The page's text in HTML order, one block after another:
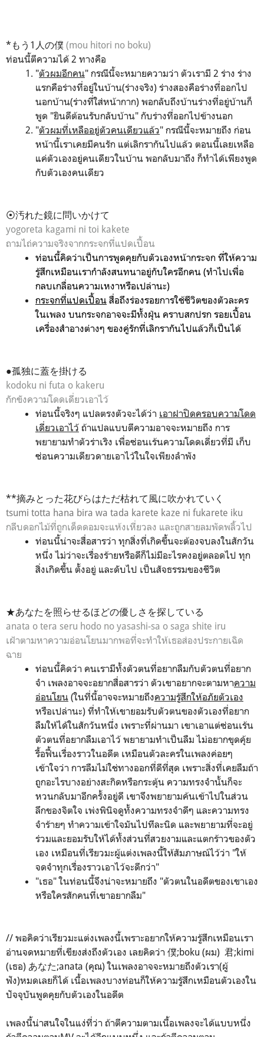
*もう1人の僕 (mou hitori no boku)
ท่อนนี้ตีความได้ 2 ทางคือ
"ตัวผมอีกคน" กรณีนี้จะหมายความว่า ตัวเรามี 2 ร่าง ร่าง
แรกคือร่างที่อยู่ในบ้าน(ร่างจริง) ร่างสองคือร่างที่ออกไป
นอกบ้าน(ร่างที่ใส่หน้ากาก) พอกลับถึงบ้านร่างที่อยู่บ้านก็
พูด "ยินดีต้อนรับกลับบ้าน" กับร่างที่ออกไปข้างนอก
"ตัวผมที่เหลืออยู่ตัวคนเดียวแล้ว" กรณีนี้จะหมายถึง ก่อน
หน้านี้เราเคยมีคนรัก แต่เลิกรากันไปแล้ว ตอนนี้เลยเหลือ
แค่ตัวเองอยู่คนเดียวในบ้าน พอกลับมาถึง ก็ทำได้เพียงพูด
กับตัวเองคนเดียว
⦿汚れた鏡に問いかけて
yogoreta kagami ni toi kakete
ถามไถ่ความจริงจากกระจกที่แปดเปื้อน
ท่อนนี้คิดว่าเป็นการพูดคุยกับตัวเองหน้ากระจก ที่ให้ความ
รู้สึกเหมือนเรากำลังสนทนาอยู่กับใครอีกคน (ทำไปเพื่อ
กลบเกลื่อนความเหงาหรือเปล่านะ)
กระจกที่แปดเปื้อน สื่อถึงร่องรอยการใช้ชีวิตของตัวละคร
ในเพลง บนกระจกอาจจะมีทั้งฝุ่น คราบสกปรก รอยเปื้อน
เครื่องสำอางต่างๆ ของคู่รักที่เลิกรากันไปแล้วก็เป็นได้
●孤独に蓋を掛ける
kodoku ni futa o kakeru
กักขังความโดดเดี่ยวเอาไว้
ท่อนนี้จริงๆ แปลตรงตัวจะได้ว่า เอาฝาปิดครอบความโดด
เดี่ยวเอาไว้ ถ้าแปลแบบตีความอาจจะหมายถึง การ
พยายามทำตัวร่าเริง เพื่อซ่อนเร้นความโดดเดี่ยวที่มี เก็บ
ซ่อนความเดียวดายเอาไว้ในใจเพียงลำพัง
**摘みとった花びらはただ枯れて風に吹かれていく
tsumi totta hana bira wa tada karete kaze ni fukarete iku
กลีบดอกไม้ที่ถูกเด็ดดอมจะแห้งเหี่ยวลง และถูกสายลมพัดพลิ้วไป
ท่อนนี้น่าจะสื่อสารว่า ทุกสิ่งที่เกิดขึ้นจะต้องจบลงในสักวัน
หนึ่ง ไม่ว่าจะเรื่องร้ายหรือดีก็ไม่มีอะไรคงอยู่ตลอดไป ทุก
สิ่งเกิดขึ้น ตั้งอยู่ และดับไป เป็นสัจธรรมของชีวิต
★あなたを照らせるほどの優しさを探している
anata o tera seru hodo no yasashi-sa o saga shite iru
เฝ้าตามหาความอ่อนโยนมากพอที่จะทำให้เธอส่องประกายเฉิด
ฉาย
ท่อนนี้คิดว่า คนเรามีทั้งตัวตนที่อยากลืมกับตัวตนที่อยาก
จำ เพลงอาจจะอยากสื่อสารว่า ตัวเขาอยากจะตามหาความ
อ่อนโยน (ในที่นี้อาจจะหมายถึงความรู้สึกให้อภัยตัวเอง
หรือเปล่านะ) ที่ทำให้เขายอมรับตัวตนของตัวเองที่อยาก
ลืมให้ได้ในสักวันหนึ่ง เพราะที่ผ่านมา เขาเอาแต่ซ่อนเร้น
ตัวตนที่อยากลืมเอาไว้ พยายามทำเป็นลืม ไม่อยากขุดคุ้ย
รื้อฟื้นเรื่องราวในอดีต เหมือนตัวละครในเพลงค่อยๆ
เข้าใจว่า การลืมไม่ใช่ทางออกที่ดีที่สุด เพราะสิ่งที่เคยลืมถ้า
ถูกอะไรบางอย่างสะกิดหรือกระตุ้น ความทรงจำนั้นก็จะ
หวนกลับมาอีกครั้งอยู่ดี เขาจึงพยายามค้นเข้าไปในส่วน
ลึกของจิตใจ เพ่งพินิจดูทั้งความทรงจำดีๆ และความทรง
จำร้ายๆ ทำความเข้าใจมันไปทีละนิด และพยายามที่จะอยู่
ร่วมและยอมรับให้ได้ทั้งส่วนที่สวยงามและแตกร้าวของตัว
เอง เหมือนที่เรียวมะผู้แต่งเพลงนี้ให้สัมภาษณ์ไว้ว่า "ให้
จดจำทุกเรื่องราวเอาไว้จะดีกว่า"
"เธอ" ในท่อนนี้จึงน่าจะหมายถึง "ตัวตนในอดีตของเขาเอง
หรือใครสักคนที่เขาอยากลืม"
// พอคิดว่าเรียวมะแต่งเพลงนี้เพราะอยากให้ความรู้สึกเหมือนเรา
อ่านจดหมายที่เขียงส่งถึงตัวเอง เลยคิดว่า 僕;boku (ผม) 君;kimi
(เธอ) あなた;anata (คุณ) ในเพลงอาจจะหมายถึงตัวเรา(ผู้
ฟัง)หมดเลยก็ได้ เนื้อเพลงบางท่อนก็ให้ความรู้สึกเหมือนตัวเองใน
ปัจจุบันพูดคุยกับตัวเองในอดีต
เพลงนี้น่าสนใจในแง่ที่ว่า ถ้าตีความตามเนื้อเพลงจะได้แบบหนึ่ง